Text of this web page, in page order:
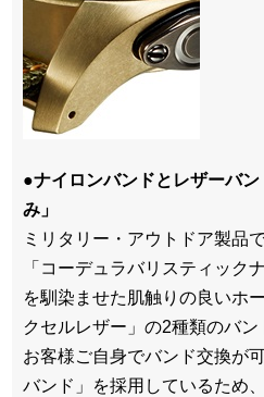
●ナイロンバンドとレザーバ
み」
ミリタリー・アウトドア製品
「コーデュラバリスティック
を馴染ませた肌触りの良いホ
クセルレザー」の2種類のバン
お客様ご自身でバンド交換が
バンド」を採用しているため